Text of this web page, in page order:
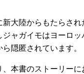
大陸からもたらされ
ャガイモはヨーロ
隠匿されています。
本書のストーリーに